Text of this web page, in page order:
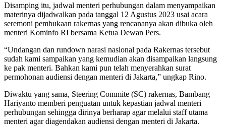
Disamping itu, jadwal menteri perhubungan dalam menyampaikan
materinya dijadwalkan pada tanggal 12 Agustus 2023 usai acara
seremoni pembukaan rakernas yang rencananya akan dibuka oleh
menteri Kominfo RI bersama Ketua Dewan Pers.
“Undangan dan rundown narasi nasional pada Rakernas tersebut
sudah kami sampaikan yang kemudian akan disampaikan langsung
ke pak menteri. Bahkan kami pun telah menyerahkan surat
permohonan audiensi dengan menteri di Jakarta,” ungkap Rino.
Diwaktu yang sama, Steering Commite (SC) rakernas, Bambang
Hariyanto memberi penguatan untuk kepastian jadwal menteri
perhubungan sehingga dirinya berharap agar melalui staff utama
menteri agar diagendakan audiensi dengan menteri di Jakarta.